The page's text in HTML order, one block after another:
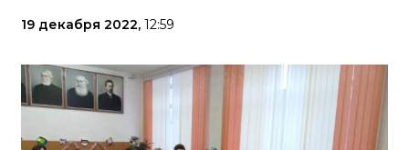
19 декабря 2022, 12:59